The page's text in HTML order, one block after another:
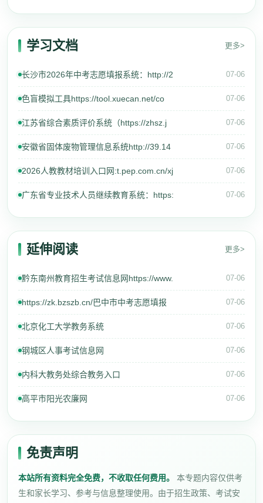
学习文档 更多>
长沙市2026年中考志愿填报系统：http://2 07-06
色盲模拟工具https://tool.xuecan.net/co 07-06
江苏省综合素质评价系统（https://zhsz.j 07-06
安徽省固体废物管理信息系统http://39.14 07-06
2026人教教材培训入口网:t.pep.com.cn/xj 07-06
广东省专业技术人员继续教育系统：https: 07-06
延伸阅读 更多>
黔东南州教育招生考试信息网https://www. 07-06
https://zk.bzszb.cn/巴中市中考志愿填报 07-06
北京化工大学教务系统 07-06
钢城区人事考试信息网 07-06
内科大教务处综合教务入口 07-06
高平市阳光农廉网 07-06
免责声明
本站所有资料完全免费，不收取任何费用。
本专题内容仅供考
生和家长学习、参考与信息整理使用。由于招生政策、考试安